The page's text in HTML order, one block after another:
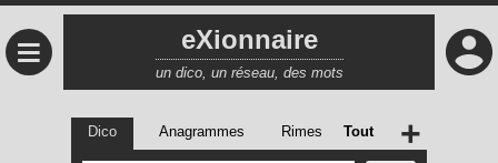
≡ eXionnaire
un dico, un réseau, des mots
Dico Anagrammes Rimes Tout +